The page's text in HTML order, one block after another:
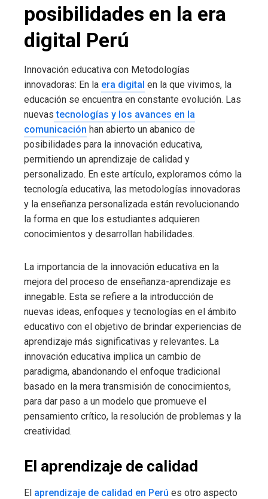
posibilidades en la era
digital Perú
Innovación educativa con Metodologías
innovadoras: En la era digital en la que vivimos, la
educación se encuentra en constante evolución. Las
nuevas tecnologías y los avances en la
comunicación han abierto un abanico de
posibilidades para la innovación educativa,
permitiendo un aprendizaje de calidad y
personalizado. En este artículo, exploramos cómo la
tecnología educativa, las metodologías innovadoras
y la enseñanza personalizada están revolucionando
la forma en que los estudiantes adquieren
conocimientos y desarrollan habilidades.
La importancia de la innovación educativa en la
mejora del proceso de enseñanza-aprendizaje es
innegable. Esta se refiere a la introducción de
nuevas ideas, enfoques y tecnologías en el ámbito
educativo con el objetivo de brindar experiencias de
aprendizaje más significativas y relevantes. La
innovación educativa implica un cambio de
paradigma, abandonando el enfoque tradicional
basado en la mera transmisión de conocimientos,
para dar paso a un modelo que promueve el
pensamiento crítico, la resolución de problemas y la
creatividad.
El aprendizaje de calidad
El aprendizaje de calidad en Perú es otro aspecto